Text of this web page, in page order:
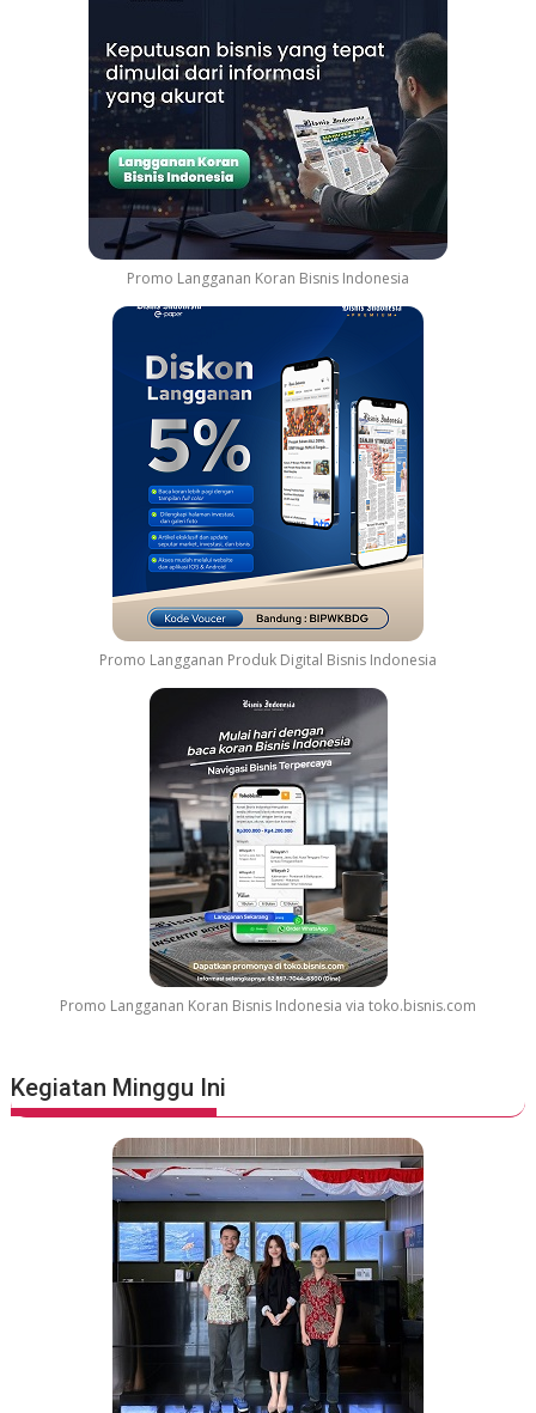
Promo Langganan Koran Bisnis Indonesia
Promo Langganan Produk Digital Bisnis Indonesia
Promo Langganan Koran Bisnis Indonesia via toko.bisnis.com
Kegiatan Minggu Ini